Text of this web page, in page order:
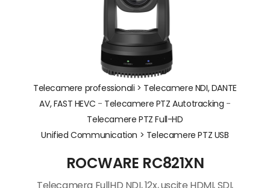
Telecamere professionali > Telecamere NDI, DANTE
AV, FAST HEVC - Telecamere PTZ Autotracking -
Telecamere PTZ Full-HD
Unified Communication > Telecamere PTZ USB
ROCWARE RC821XN